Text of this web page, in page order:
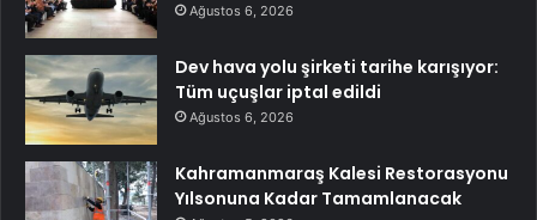
Ağustos 6, 2026
Dev hava yolu şirketi tarihe karışıyor:
Tüm uçuşlar iptal edildi
Ağustos 6, 2026
Kahramanmaraş Kalesi Restorasyonu
Yılsonuna Kadar Tamamlanacak